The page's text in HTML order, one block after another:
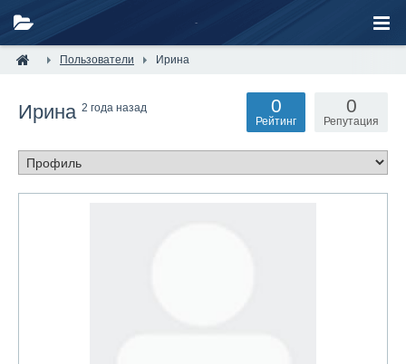
Пользователи Ирина
Ирина 2 года назад 0
Репутация
0
Рейтинг